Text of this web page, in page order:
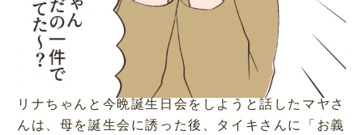
リナちゃんと今晩誕生日会をしようと話したマヤさ
んは、母を誕生会に誘った後、タイキさんに「お義